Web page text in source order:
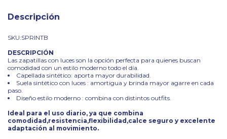
Descripción
SKU:SPRINTB
DESCRIPCIÓN
Las zapatillas con luces son la opción perfecta para quienes buscan
comodidad con un estilo moderno todo el día.
Capellada sintético: aporta mayor durabilidad.
Suela sintético con luces : amortigua y brinda mayor agarre en cada
paso.
Diseño estilo moderno : combina con distintos outfits.
Ideal para el uso diario, ya que combina
comodidad,resistencia,flexibilidad,calce seguro y excelente
adaptación al movimiento.